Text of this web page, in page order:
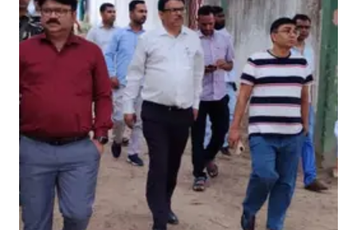
S
I
R
2
0
2
6
के
त
ह
त